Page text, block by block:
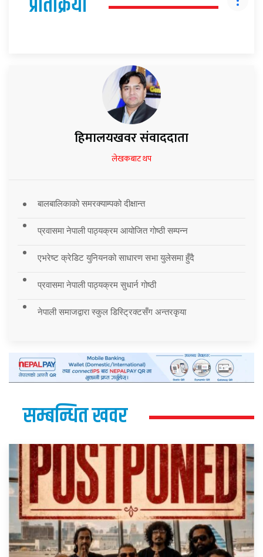
हिमालयखवर संवाददाता
लेखकबाट थप
बालबालिकाको समरक्याम्पको दीक्षान्त
प्रवासमा नेपाली पाठ्यक्रम आयोजित गोष्ठी सम्पन्न
एभरेष्ट क्रेडिट युनियनको साधारण सभा युलेसमा हुँदै
प्रवासमा नेपाली पाठ्यक्रम सुधार्न गोष्ठी
नेपाली समाजद्वारा स्कुल डिस्ट्रिक्टसँग अन्तरकृया
सम्बन्धित खवर